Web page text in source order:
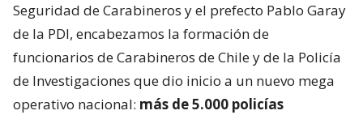
Seguridad de Carabineros y el prefecto Pablo Garay
de la PDI, encabezamos la formación de
funcionarios de Carabineros de Chile y de la Policía
de Investigaciones que dio inicio a un nuevo mega
operativo nacional: más de 5.000 policías